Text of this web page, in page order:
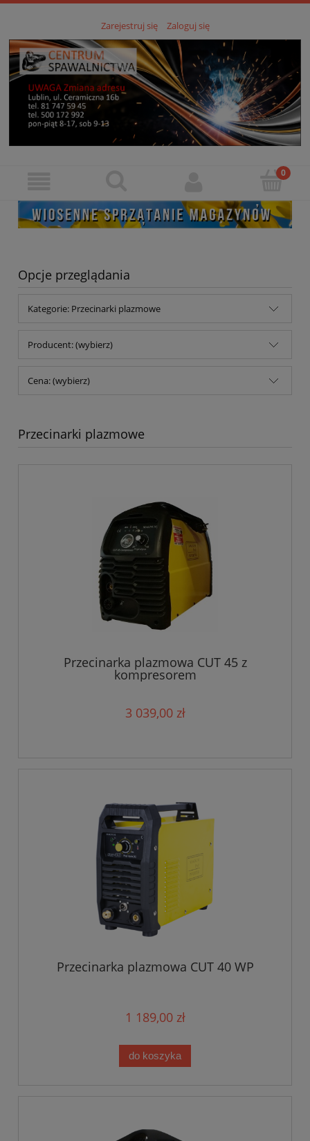
Zarejestruj się Zaloguj się
Opcje przeglądania
Kategorie: Przecinarki plazmowe
Producent: (wybierz)
Cena: (wybierz)
Przecinarki plazmowe
Przecinarka plazmowa CUT 45 z
kompresorem
3 039,00 zł
Przecinarka plazmowa CUT 40 WP
1 189,00 zł
do koszyka